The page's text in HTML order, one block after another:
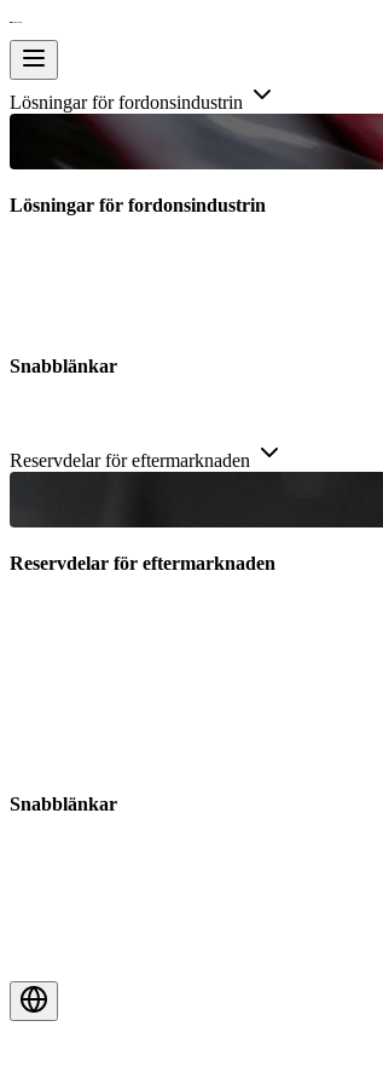
Lösningar för fordonsindustrin
Lösningar för fordonsindustrin
Snabblänkar
Reservdelar för eftermarknaden
Reservdelar för eftermarknaden
Snabblänkar